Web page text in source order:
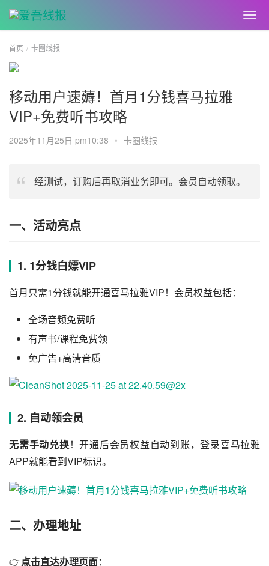
首页 卡圈线报
移动用户速薅！首月1分钱喜马拉雅
VIP+免费听书攻略
2025年11月25日 pm10:38 • 卡圈线报
经测试，订购后再取消业务即可。会员自动领取。
一、活动亮点
1. 1分钱白嫖VIP
首月只需1分钱就能开通喜马拉雅VIP！会员权益包括：
全场音频免费听
有声书/课程免费领
免广告+高清音质
2. 自动领会员
无需手动兑换！开通后会员权益自动到账，登录喜马拉雅
APP就能看到VIP标识。
二、办理地址
👉点击直达办理页面：